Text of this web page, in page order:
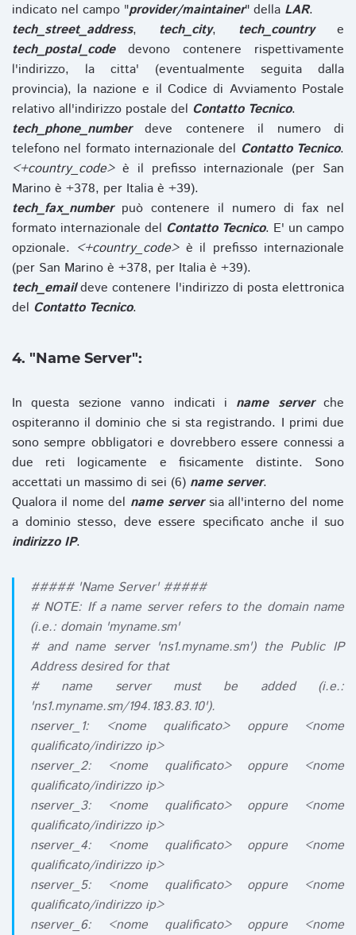
indicato nel campo "provider/maintainer" della LAR.
tech_street_address, tech_city, tech_countrye
tech_postal_codedevono contenere rispettivamente
l'indirizzo, la citta' (eventualmente seguita dalla
provincia), la nazione e il Codice di Avviamento Postale
relativo all'indirizzo postale del Contatto Tecnico.
tech_phone_numberdeve contenere il numero di
telefono nel formato internazionale del Contatto Tecnico.
<+country_code>è il prefisso internazionale (per San
Marino è +378, per Italia è +39).
tech_fax_numberpuò contenere il numero di fax nel
formato internazionale del Contatto Tecnico. E' un campo
opzionale. <+country_code>è il prefisso internazionale
(per San Marino è +378, per Italia è +39).
tech_emaildeve contenere l'indirizzo di posta elettronica
del Contatto Tecnico.
4. "Name Server":
In questa sezione vanno indicati i name serverche
ospiteranno il dominio che si sta registrando. I primi due
sono sempre obbligatori e dovrebbero essere connessi a
due reti logicamente e fisicamente distinte. Sono
accettati un massimo di sei (6) name server.
Qualora il nome del name serversia all'interno del nome
a dominio stesso, deve essere specificato anche il suo
indirizzo IP.
##### 'Name Server' #####
# NOTE: If a name server refers to the domain name
(i.e.: domain 'myname.sm'
# and name server 'ns1.myname.sm') the Public IP
Address desired for that
# name server must be added (i.e.:
'ns1.myname.sm/194.183.83.10').
nserver_1: <nome qualificato> oppure <nome
qualificato/indirizzo ip>
nserver_2: <nome qualificato> oppure <nome
qualificato/indirizzo ip>
nserver_3: <nome qualificato> oppure <nome
qualificato/indirizzo ip>
nserver_4: <nome qualificato> oppure <nome
qualificato/indirizzo ip>
nserver_5: <nome qualificato> oppure <nome
qualificato/indirizzo ip>
nserver_6: <nome qualificato> oppure <nome